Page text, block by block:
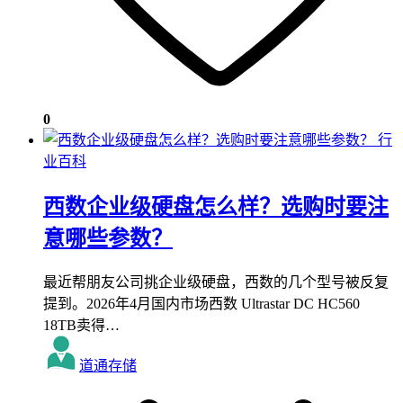
0
行
业百科
西数企业级硬盘怎么样？选购时要注
意哪些参数？
最近帮朋友公司挑企业级硬盘，西数的几个型号被反复
提到。2026年4月国内市场西数 Ultrastar DC HC560
18TB卖得…
道通存储